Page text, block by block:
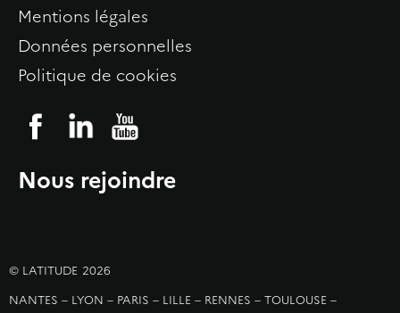
Mentions légales
Données personnelles
Politique de cookies
Nous rejoindre
© LATITUDE 2026
NANTES – LYON – PARIS – LILLE – RENNES – TOULOUSE –